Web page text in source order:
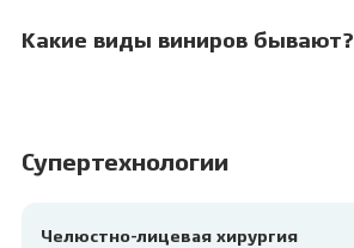
Какие виды виниров бывают?
Супертехнологии
Челюстно-лицевая хирургия